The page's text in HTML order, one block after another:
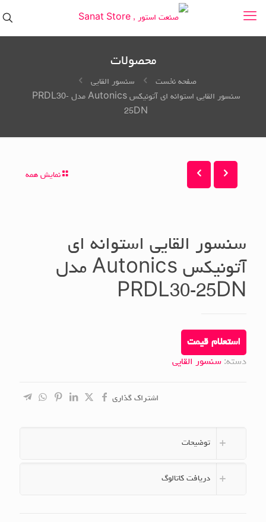
محصولات
صفحه نخست
سنسور القایی
سنسور القایی استوانه ای آتونیکس Autonics مدل PRDL30-
25DN
نمایش همه
سنسور القایی استوانه ای
آتونیکس Autonics مدل
PRDL30-25DN
استعلام قیمت
دسته: سنسور القایی
اشتراک گذاری
توضیحات
دریافت کاتالوگ